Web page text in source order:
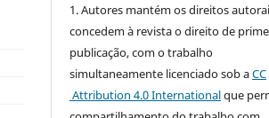
1. Autores mantém os direitos
concedem à revista o direito de
publicação, com o trabalho
simultaneamente licenciado sob aCC
Attribution 4.0 Internationalque